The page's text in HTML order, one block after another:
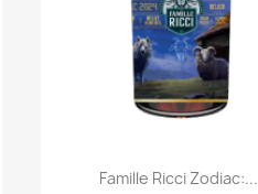
Aperçu rapide
Famille Ricci Zodiac:...